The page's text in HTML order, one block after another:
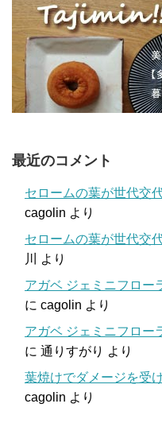
最近のコメント
セロームの葉が世代交
cagolin より
セロームの葉が世代交
川
より
アガベ ジェミニフロー
に cagolin より
アガベ ジェミニフロー
に 通りすがり より
葉焼けでダメージを受
cagolin より